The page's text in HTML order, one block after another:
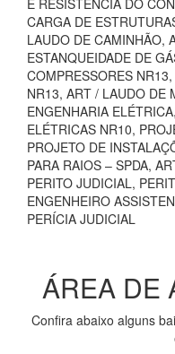
E RESISTÊNCIA DO
CARGA DE
LAUDO DE CAMINHÃO,
ESTANQUEIDADE DE
COMPRESSORES
NR13, ART / LAUDO DE
ENGENHARIA
ELÉTRICAS NR10,
PROJETO DE
PARA RAIOS – SPDA,
PERITO JUDICIAL,
ENGENHEIRO
PERÍCIA JUDICIAL
ÁREA DE
Confira abaixo alguns